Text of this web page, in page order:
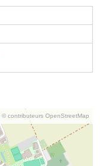
© contributeurs OpenStreetMap